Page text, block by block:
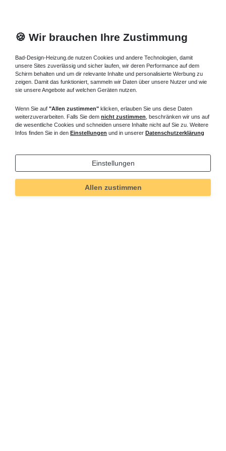
🍪 Wir brauchen Ihre Zustimmung
Bad-Design-Heizung.de nutzen Cookies und andere Technologien, damit
unsere Sites zuverlässig und sicher laufen, wir deren Performance auf dem
Schirm behalten und um dir relevante Inhalte und personalisierte Werbung zu
zeigen. Damit das funktioniert, sammeln wir Daten über unsere Nutzer und wie
sie unsere Angebote auf welchen Geräten nutzen.
Wenn Sie auf "Allen zustimmen" klicken, erlauben Sie uns diese Daten
weiterzuverarbeiten. Falls Sie dem nicht zustimmen , beschränken wir uns auf
die wesentliche Cookies und schneiden unsere Inhalte nicht auf Sie zu. Weitere
Infos finden Sie in den Einstellungen und in unserer Datenschutzerklärung
Einstellungen
Allen zustimmen